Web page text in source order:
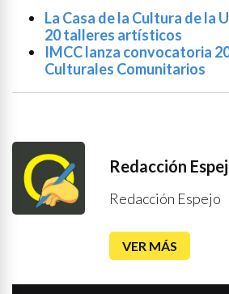
La Casa de la Cultura de la
20 talleres artísticos
IMCC lanza convocatoria
Culturales Comunitarios
Redacción
Redacción Espejo
VER MÁS